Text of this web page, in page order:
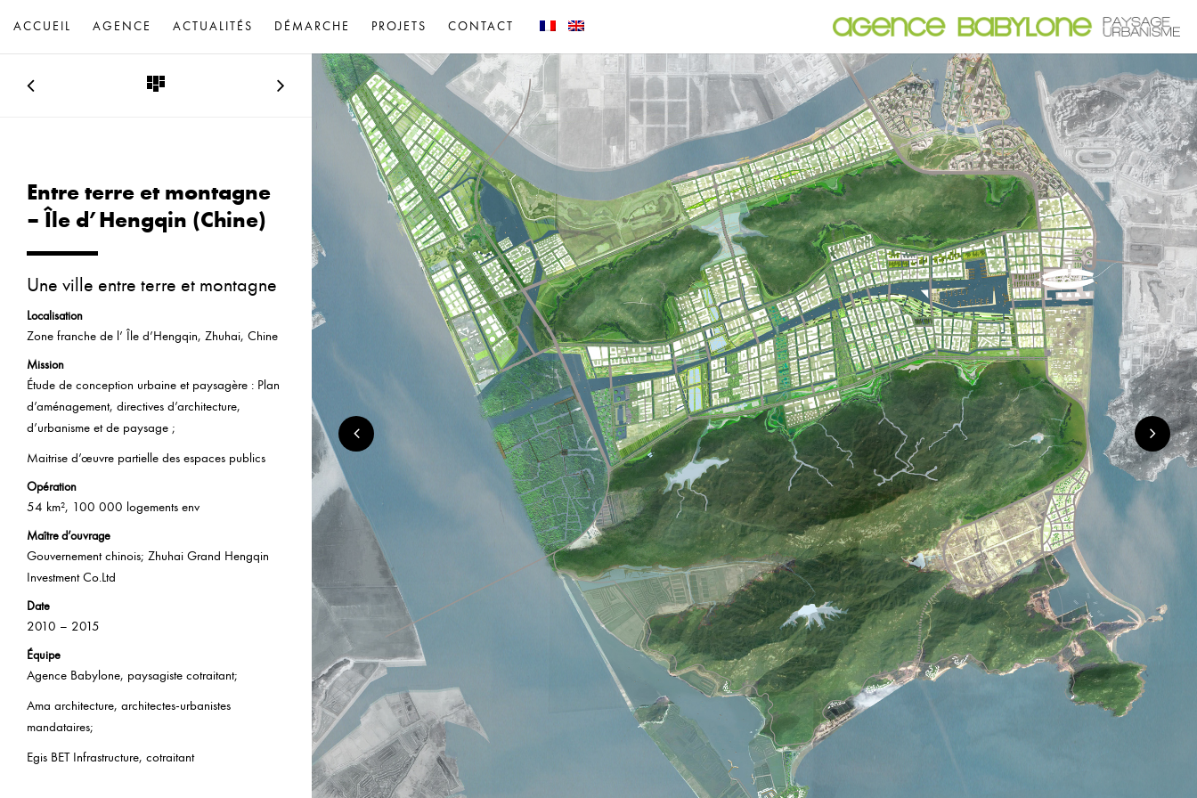
ACCUEIL AGENCE ACTUALITÉS DÉMARCHE PROJETS CONTACT
Entre terre et montagne
– Île d’Hengqin (Chine)
Une ville entre terre et montagne
Localisation
Zone franche de l’ Île d’Hengqin, Zhuhai, Chine
Mission
Étude de conception urbaine et paysagère : Plan
d’aménagement, directives d’architecture,
d’urbanisme et de paysage ;
Maitrise d’œuvre partielle des espaces publics
Opération
54 km², 100 000 logements env
Maître d’ouvrage
Gouvernement chinois; Zhuhai Grand Hengqin
Investment Co.Ltd
Date
2010 – 2015
Équipe
Agence Babylone, paysagiste cotraitant;
Ama architecture, architectes-urbanistes
mandataires;
Egis BET Infrastructure, cotraitant